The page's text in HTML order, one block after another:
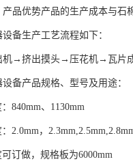
品优势产品的生产成本与石
备生产工艺流程如下：
机→挤出摸头→压花机→瓦片
备产品规格、型号及用途：
840mm、1130mm
2.0mm，
订做，规格板为6000mm